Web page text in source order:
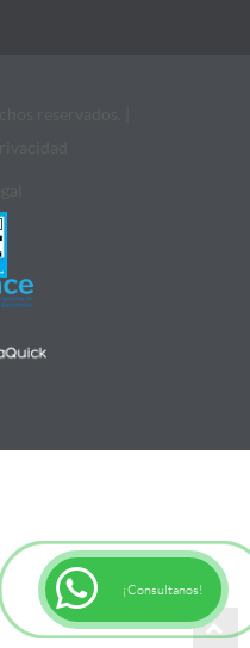
¡Consultanos!